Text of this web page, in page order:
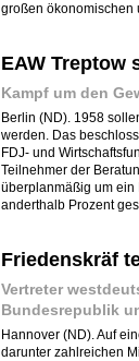
großen ökonomischen
EAW Treptow
Kampf um den
Berlin (ND). 1958
werden. Das
FDJ- und
Teilnehmer der
überplanmäßig um ein
anderthalb Prozent
Friedenskräf
Vertreter
Bundesrepublik
Hannover (ND). Auf
darunter zahlreichen